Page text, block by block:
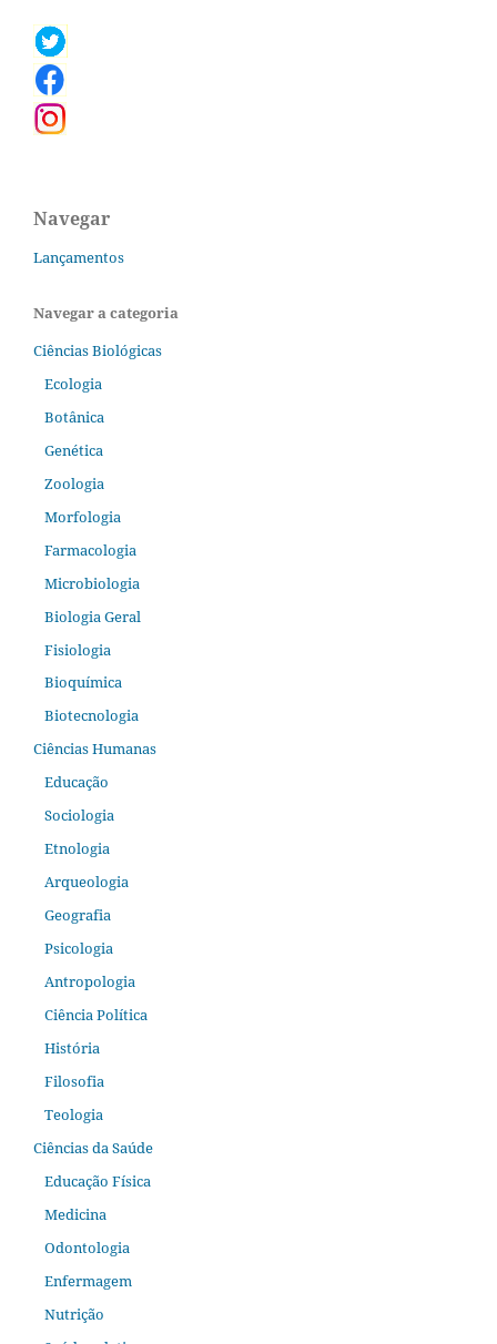
Navegar
Lançamentos
Navegar a categoria
Ciências Biológicas
Ecologia
Botânica
Genética
Zoologia
Morfologia
Farmacologia
Microbiologia
Biologia Geral
Fisiologia
Bioquímica
Biotecnologia
Ciências Humanas
Educação
Sociologia
Etnologia
Arqueologia
Geografia
Psicologia
Antropologia
Ciência Política
História
Filosofia
Teologia
Ciências da Saúde
Educação Física
Medicina
Odontologia
Enfermagem
Nutrição